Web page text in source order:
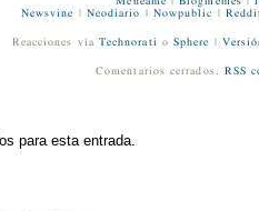
Newsvine
Neodiario Nowpublic
Reacciones vía Technorati o Sphere
Comentarios cerrados. RSS
para esta entrada.